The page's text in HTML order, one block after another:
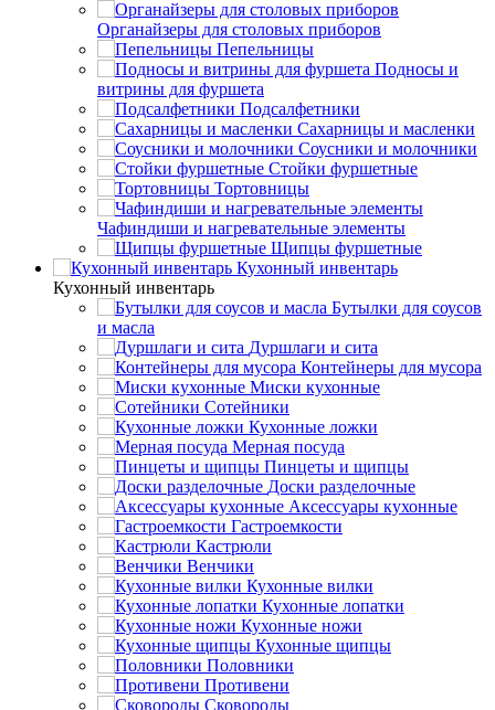
Органайзеры для столовых приборов
Пепельницы
Подносы и
витрины для фуршета
Подсалфетники
Сахарницы и масленки
Соусники и молочники
Стойки фуршетные
Тортовницы
Чафиндиши и нагревательные элементы
Щипцы фуршетные
Кухонный инвентарь
Кухонный инвентарь
Бутылки для соусов
и масла
Дуршлаги и сита
Контейнеры для мусора
Миски кухонные
Сотейники
Кухонные ложки
Мерная посуда
Пинцеты и щипцы
Доски разделочные
Аксессуары кухонные
Гастроемкости
Кастрюли
Венчики
Кухонные вилки
Кухонные лопатки
Кухонные ножи
Кухонные щипцы
Половники
Противени
Сковороды